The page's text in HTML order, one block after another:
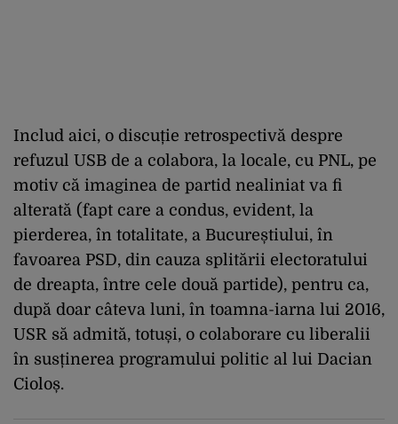
Includ aici, o discuție retrospectivă despre
refuzul USB de a colabora, la locale, cu PNL, pe
motiv că imaginea de partid nealiniat va fi
alterată (fapt care a condus, evident, la
pierderea, în totalitate, a Bucureștiului, în
favoarea PSD, din cauza splitării electoratului
de dreapta, între cele două partide), pentru ca,
după doar câteva luni, în toamna-iarna lui 2016,
USR să admită, totuși, o colaborare cu liberalii
în susținerea programului politic al lui Dacian
Cioloș.